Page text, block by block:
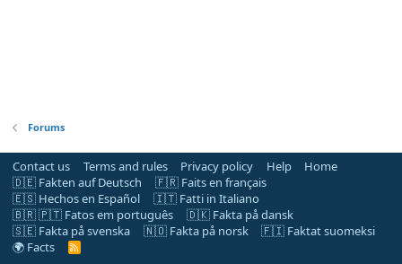
Forums
Contact us Terms and rules Privacy policy Help
Home
🇩🇪 Fakten auf Deutsch
🇫🇷 Faits en français
🇪🇸 Hechos en Español
🇮🇹 Fatti in Italiano
🇧🇷 🇵🇹 Fatos em português
🇩🇰 Fakta på dansk
🇸🇪 Fakta på svenska
🇳🇴 Fakta på norsk
🇫🇮 Faktat suomeksi
🌍 Facts
R